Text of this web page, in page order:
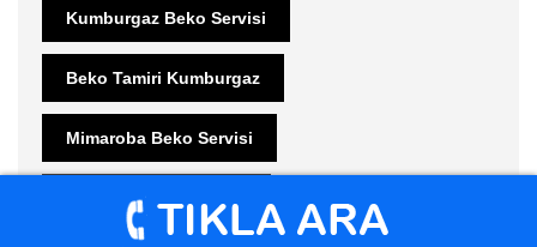
Kumburgaz Beko Servisi
Beko Tamiri Kumburgaz
Mimaroba Beko Servisi
Beko Tamiri Mimaroba